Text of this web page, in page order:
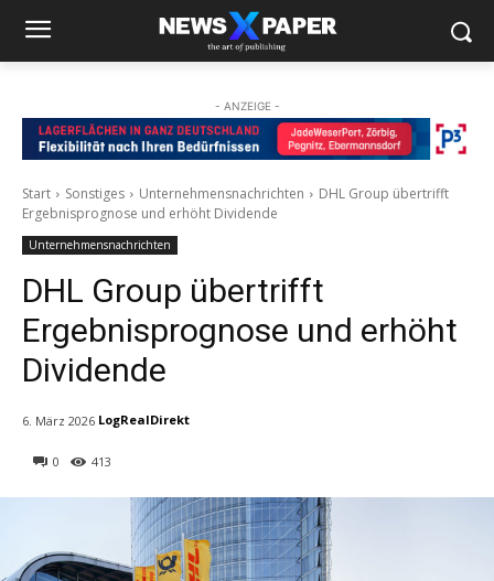
- ANZEIGE -
Start Sonstiges Unternehmensnachrichten
DHL Group übertrifft
Ergebnisprognose und erhöht Dividende
Unternehmensnachrichten
DHL Group übertrifft
Ergebnisprognose und erhöht
Dividende
0 413
6. März 2026 LogRealDirekt